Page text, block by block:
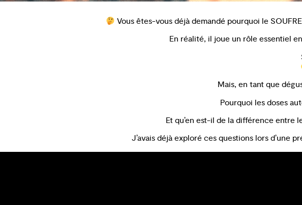
Vous êtes-vous déjà demandé pourquoi le
En réalité, il joue un rôle essentiel
Mais, en tant que
Pourquoi les doses
Et qu’en est-il de la différence entre
J’avais déjà exploré ces questions lors d’une